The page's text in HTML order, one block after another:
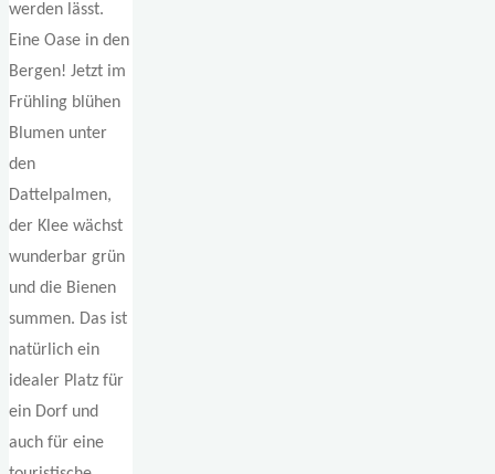
werden lässt.
Eine Oase in den
Bergen! Jetzt im
Frühling blühen
Blumen unter
den
Dattelpalmen,
der Klee wächst
wunderbar grün
und die Bienen
summen. Das ist
natürlich ein
idealer Platz für
ein Dorf und
auch für eine